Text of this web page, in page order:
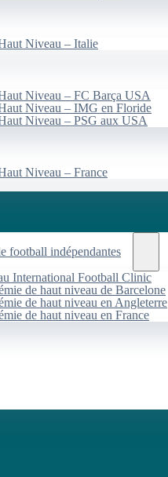
Niveau – Italie
Niveau – FC Barça USA
Niveau – IMG en Floride
Niveau – PSG aux USA
Niveau – France
football indépendantes
International Football Clinic
de haut niveau de Barcelone
de haut niveau en Angleterre
de haut niveau en France